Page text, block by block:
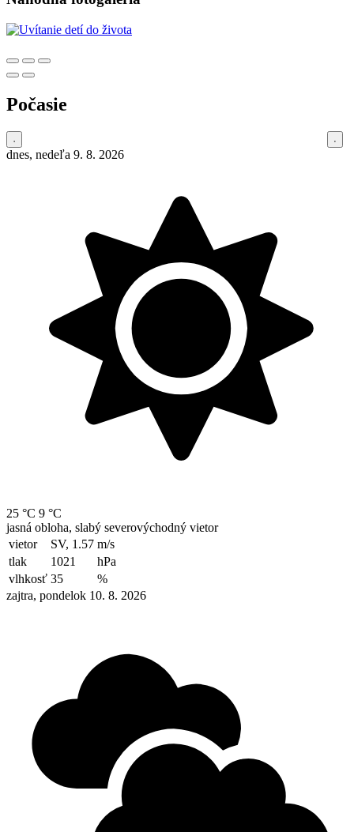
Počasie
dnes, nedeľa 9. 8. 2026
25 °C 9 °C
jasná obloha, slabý severovýchodný vietor
vietor
SV, 1.57 m/s
tlak
1021
hPa
vlhkosť 35
%
zajtra, pondelok 10. 8. 2026